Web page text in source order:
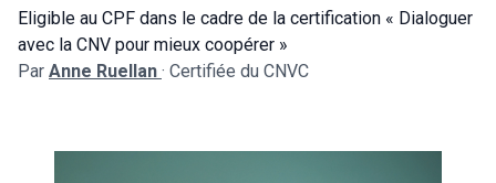
Eligible au CPF dans le cadre de la certification « Dialoguer
avec la CNV pour mieux coopérer »
Par Anne Ruellan · Certifiée du CNVC